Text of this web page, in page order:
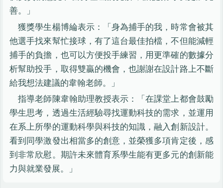
善。」
獲獎學生楊博綸表示：「身為捕手的我，時常會被其
他選手找來幫忙接球，有了這台最佳拍檔，不但能減輕
捕手的負擔，也可以方便投手練習，用更準確的數據分
析幫助投手，取得雙贏的機會，也謝謝在設計路上不斷
給我想法建議的韋翰老師。」
指導老師陳韋翰助理教授表示：「在課堂上都會鼓勵
學生思考，透過生活經驗尋找運動科技的需求，並運用
在系上所學的運動科學與科技的知識，融入創新設計。
看到同學激發出相當多的創意，並榮獲多項肯定後，感
到非常欣慰。期許未來體育系學生能有更多元的創新能
力與就業發展。」